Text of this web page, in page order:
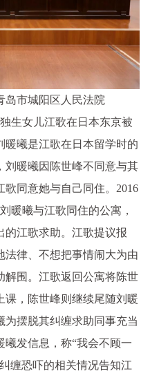
岛市城阳区人民法院
生女儿江歌在日本东京被
暖曦是江歌在日本留学时的
刘暖曦因陈世峰不同意与其
同意她与自己同住。2016
暖曦与江歌同住的公寓，
的江歌求助。江歌提议报
法律、不想把事情闹大为由
解围。江歌返回公寓将陈世
课，陈世峰则继续尾随刘暖
为摆脱其纠缠求助同事充当
发信息，称“我会不顾一
缠恐吓的相关情况告知江